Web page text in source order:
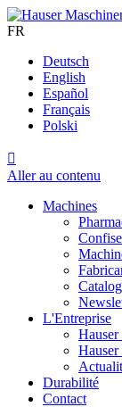
FR
Deutsch
English
Español
Français
Polski

Aller au contenu
Machines
L'Entreprise
Hauser
Durabilité
Contact